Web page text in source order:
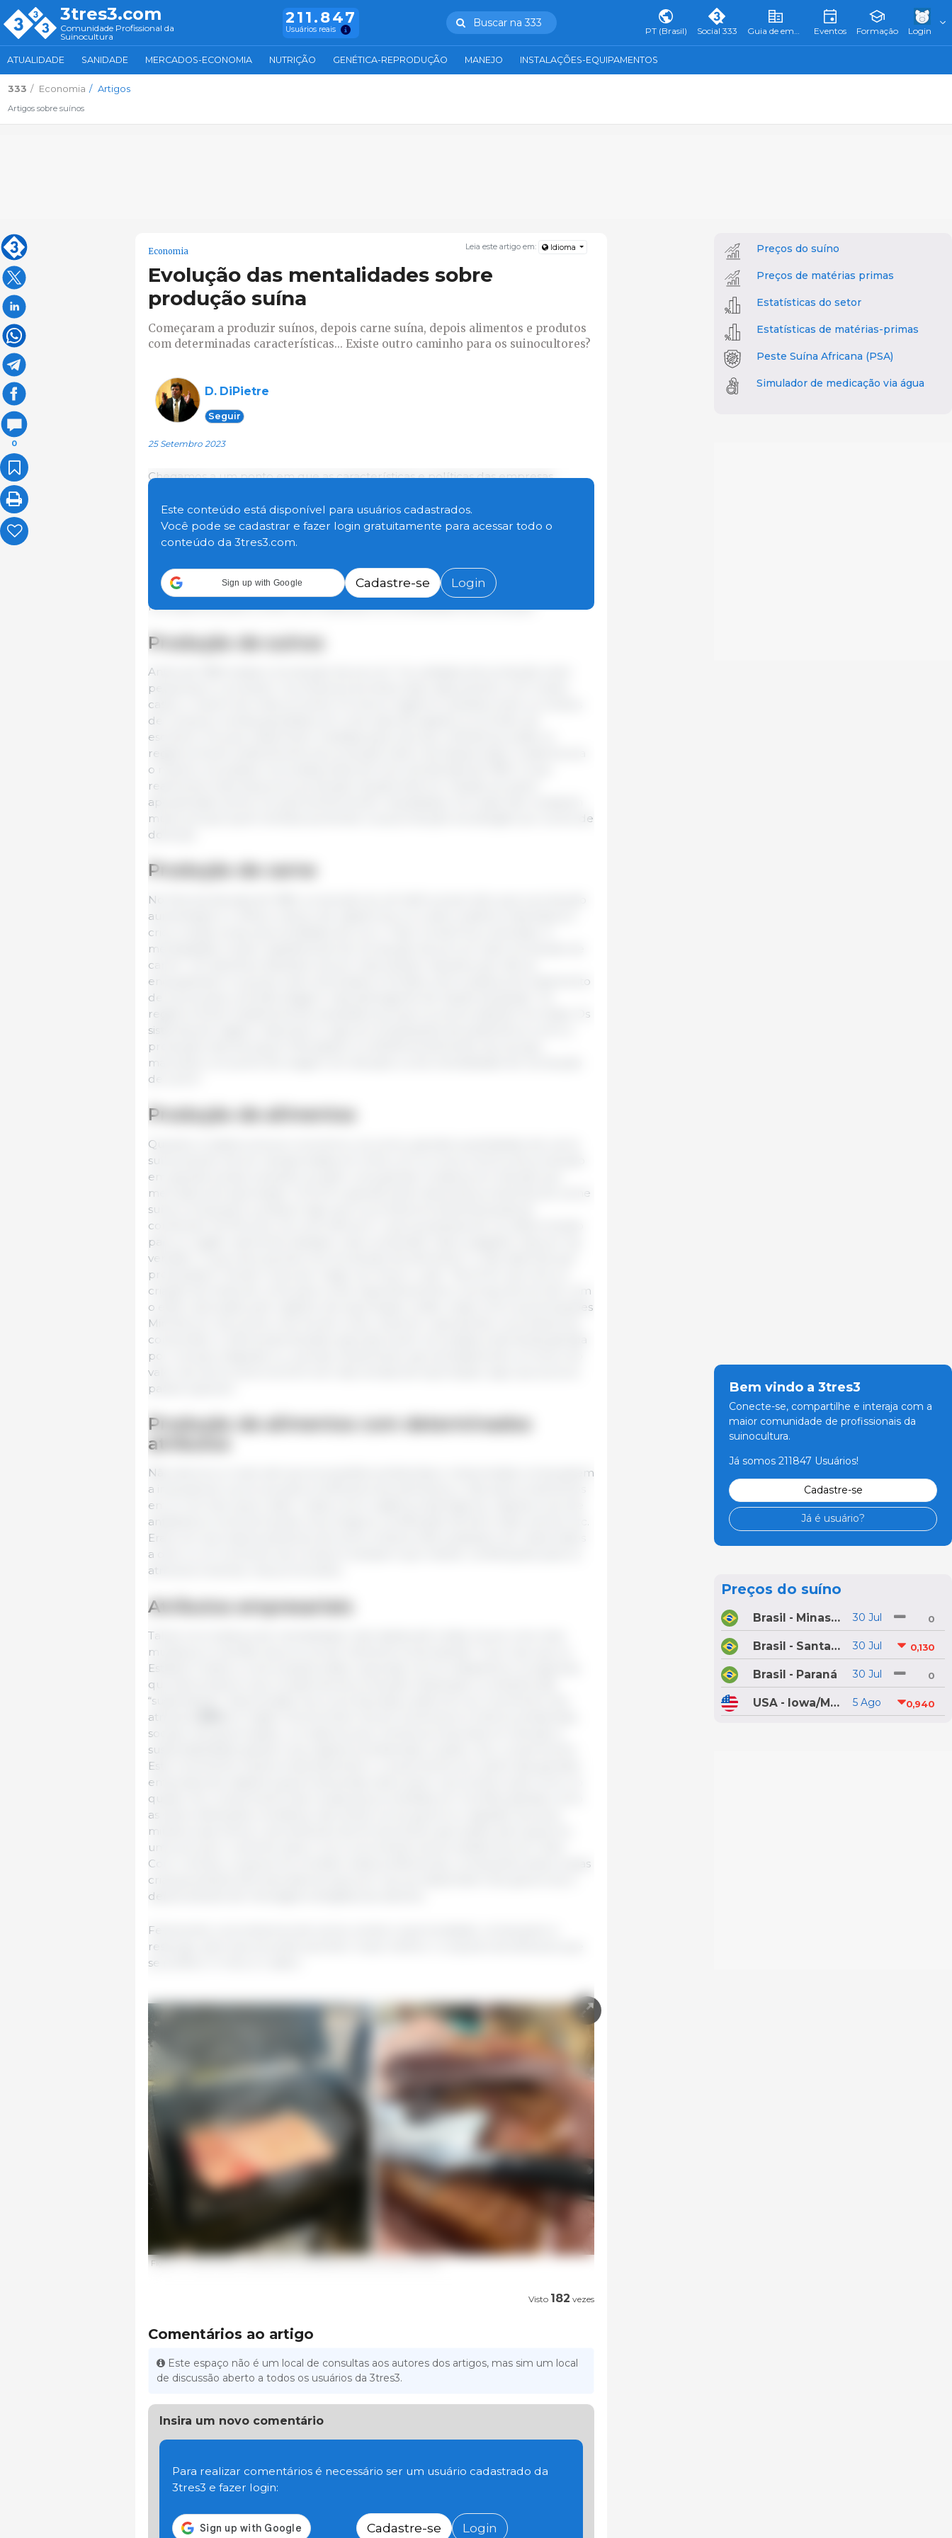
3tres3.com
Comunidade Profissional da
Suinocultura
211.847
Usuários reais
Buscar na 333
PT (Brasil) Social 333 Guia de empresas Eventos Formação Login
ATUALIDADE SANIDADE MERCADOS-ECONOMIA NUTRIÇÃO GENÉTICA-REPRODUÇÃO MANEJO INSTALAÇÕES-EQUIPAMENTOS
333 Economia Artigos
Artigos sobre suínos
0
Leia este artigo em: Idioma
Economia
Evolução das mentalidades sobre
produção suína
Começaram a produzir suínos, depois carne suína, depois alimentos e produtos
com determinadas características... Existe outro caminho para os suinocultores?
D. DiPietre
Seguir
25 Setembro 2023
Chegamos a um ponto em que as características e políticas das empresas
cooperação com o governo, parecem determinar que alimentos estarão
disponíveis no futuro e qual será o seu custo. E acredite ou não, estes atributos
mencionados acima terão precedência sobre o que o setor industrial poderia
consumidores estão sendo moldados para orientar voluntariamente as suas
preferências para os atributos das empresas alimentares. É hora de fazer uma
retrospectiva para conferir as mudanças na mentalidade de produção.
Produção de suínos
Antes de 1980 existia a “produção de porcos”. As unidades de produção eram
pequenas e o produtor reconhecia à primeira vista cada animal e, em muitos
casos, o macho de onde provinha. Os únicos registros mantidos eram os recibos
de compra e venda guardados em uma caixa de sapatos no armário do
escritório. Poucas coisas foram medidas para calcular a eficiência, então os
registros foram praticamente de produção total e de baixas totais. O sistema era
o mesmo nos países comunistas antes do início da década de 1990. O que
realmente importava era a produção líquida total em relação ao plano
apresentado acima. Os suprimentos foram requisitados. As coisas não mudaram
muito porque quem tentava aumentar a sua produção era atingido por surtos de
doenças.
Produção de carne
No final da década de 1980, a invenção do
aumentasse e o influxo maciço de capital levou a custos unitários mais baixos e
criou muitas novas oportunidades de lucro. Todo mundo ficou animado. A
mentalidade mudou rapidamente de “produção de porcos” para “produção de
carne”. Os indivíduos deixaram de ser importantes. Aqueles que não se
enquadravam no grupo eram eliminados e foi feita uma mudança do tratamento
de suínos para uma abordagem mais abrangente da “saúde da granja”. Os
registros foram drasticamente ampliados porque os suínos estavam em baias. Os
sistemas de registro nasceram e logo as comparações de parâmetros como a
produção total de kg por fêmea/ano e a eficiência alimentar da carcaça
marcaram um ponto de viragem em direção a uma mentalidade de “produção
de carne”.
Produção de alimentos
Quando a cadeia suína se concentrou na carne, grandes quantidades de carne
suína tiveram de ser transportadas em linha com os novos centros de produção
em grande escala, iniciando-se assim uma grande mudança em direção aos
mercados de exportação. Os EUA e grande parte das áreas produtoras de carne
suína começaram a praticar algo que os produtores dinamarqueses já
conheciam há 100 anos. Se você oferecer o que as pessoas de um determinado
país ou região realmente desejam, elas comprarão mais e pagarão mais por kg
vendido. O que eles queriam era “produção de alimentos”, e não sistemas que
produzissem “tecido muscular magro ao menor custo”. Nos EUA, isso levou à
criação de linhas de corte para cortar especificamente a carcaça de acordo com
o estilo valorizado pelo objetivo de exportação, então coisas como as pontuações
Minolta (cor da carne), a forma de cortar, amarrar e apresentar os produtos ao
consumidor e oferta para feriados sazonais, foram vinculadas à demanda gerada
por crenças religiosas ou culturais. Atualmente, aproximadamente um terço do
valor da carne suína nos EUA vem das vendas de exportação, algo que poucos
países superam.
Produção de alimentos com determinados
atributos
Não demorou muito até que as questões ambientais e relacionadas começassem
a impulsionar a procura para os atributos dos alimentos, e não para os alimentos
em si. Com isto quero dizer coisas como orgânicos (biológicos), caipiras, livres de
antibióticos, livres de tecidos neurológicos, certificação de bem-estar animal, etc.
Eram em sua maioria atributos da carne, embora não pudessem ser observados
a olho nu no momento da compra e tivessem que manter certificações para os
atributos invisíveis, mas promovidos.
Atributos empresariais
Talvez na mudança de mentalidade mais rápida até à data, houve uma clara
mudança no sentido da procura de “atributos empresariais”. É por isso que os
Estados Unidos e outros países estão a apressar-se em estabelecer programas
que demonstrem que os sistemas de produção individuais e a indústria são
“sustentáveis”. Esta pressão levou as empresas a aderirem ao movimento dos
atributos
sociais e de governação), um sistema que orienta as empresas em direção à
sustentabilidade global e aos objetivos ambientais e avalia o seu cumprimento.
Este movimento implica implicitamente o cumprimento por parte das grandes
empresas dos objetivos governamentais, tanto para o seu próprio país como no
quadro do cumprimento das mudanças prometidas em reuniões globais como
as sobre alterações climáticas. Aproximar-se do governo e agradar aos seus
ministros aproxima-o dos atributos de fornecimento aprovados pelo governo,
uma vez que o caminho para o lucro encontrará menos obstáculos se o fizer.
Com o tempo, os governos moldam estas preferências, começando pelas nossas
crianças através dos educadores (que por sua vez dependem dos governos) e
depois através de mensagens dirigidas aos adultos.
Felizmente, os produtores de suínos, vendo a oportunidade, começaram a
ressurgir, pelo que se pode escolher muito melhor o conjunto de atributos que
se prefere. O meu é o sabor.
Figura 1. O autor Dennis DiPietre faz o processamento do seu próprio bacon.
Este conteúdo está disponível para usuários cadastrados.
Você pode se cadastrar e fazer login gratuitamente para acessar todo o
conteúdo da 3tres3.com.
Sign up with Google Cadastre-se Login
Visto 182 vezes
Comentários ao artigo
Este espaço não é um local de consultas aos autores dos artigos, mas sim um local
de discussão aberto a todos os usuários da 3tres3.
Insira um novo comentário
Para realizar comentários é necessário ser um usuário cadastrado da
3tres3 e fazer login:
Cadastre-se Login
Preços do suíno
Preços de matérias primas
Estatísticas do setor
Estatísticas de matérias-primas
Peste Suína Africana (PSA)
Simulador de medicação via água
Bem vindo a 3tres3
Conecte-se, compartilhe e interaja com a
maior comunidade de profissionais da
suinocultura.
Já somos 211847 Usuários!
Cadastre-se
Já é usuário?
Preços do suíno
Brasil - Minas Gerais 30 Jul 0
Brasil - Santa Catarina 30 Jul 0,130
Brasil - Paraná 30 Jul 0
USA - Iowa/Minnesota 5 Ago 0,940